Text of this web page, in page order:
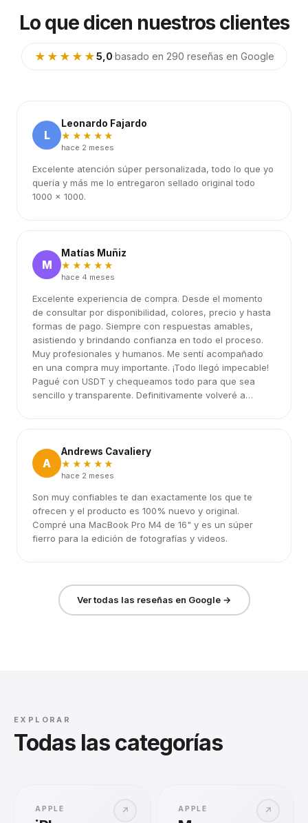
Lo que dicen nuestros clientes
★★★★★5,0·basado en 290 reseñas en Google
L
Leonardo Fajardo
★★★★★
hace 2 meses
Excelente atención súper personalizada, todo lo que yo
quería y más me lo entregaron sellado original todo
1000 x 1000.
M
Matías Muñiz
★★★★★
hace 4 meses
Excelente experiencia de compra. Desde el momento
de consultar por disponibilidad, colores, precio y hasta
formas de pago. Siempre con respuestas amables,
asistiendo y brindando confianza en todo el proceso.
Muy profesionales y humanos. Me sentí acompañado
en una compra muy importante. ¡Todo llegó impecable!
Pagué con USDT y chequeamos todo para que sea
sencillo y transparente. Definitivamente volveré a
A
Andrews Cavaliery
★★★★★
hace 2 meses
Son muy confiables te dan exactamente los que te
ofrecen y el producto es 100% nuevo y original.
Compré una MacBook Pro M4 de 16" y es un súper
fierro para la edición de fotografías y videos.
Ver todas las reseñas en Google →
EXPLORAR
Todas las categorías
↗
APPLE ↗
APPLE